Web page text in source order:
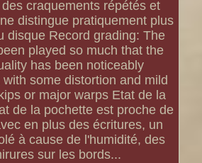
craquements répétés et
distingue pratiquement plus
disque Record grading: The
played so much that the
has been noticeably
some distortion and mild
or major warps Etat de la
de la pochette est proche de
en plus des écritures, un
à cause de l'humidité, des
sur les bords...